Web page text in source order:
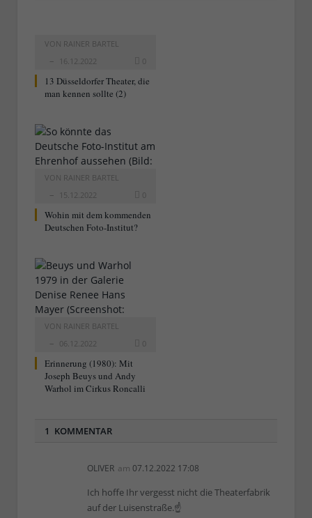
VON RAINER BARTEL
16.12.2022
0
13 Düsseldorfer Theater, die
man kennen sollte (2)
VON RAINER BARTEL
15.12.2022
0
Wohin mit dem kommenden
Deutschen Foto-Institut?
VON RAINER BARTEL
06.12.2022
0
Erinnerung (1980): Mit
Joseph Beuys und Andy
Warhol im Cirkus Roncalli
1 KOMMENTAR
OLIVER am 07.12.2022 17:08
Ich hoffe Ihr vergesst nicht die Theaterfabrik
auf der Luisenstraße.☝